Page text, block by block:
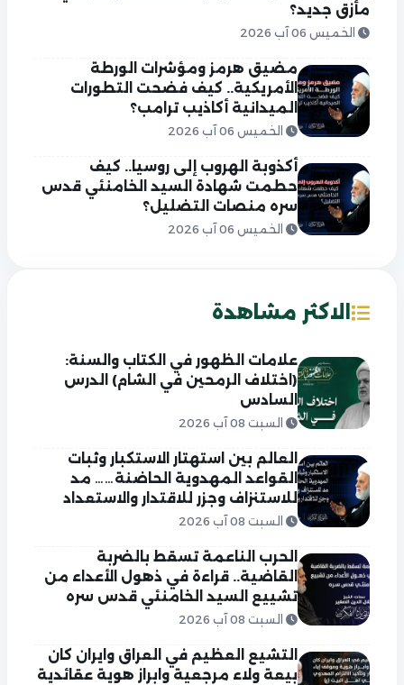
مأزق جديد؟
الخميس 06 آب 2026
مضيق هرمز ومؤشرات الورطة
الأمريكية.. كيف فضحت التطورات
الميدانية أكاذيب ترامب؟
الخميس 06 آب 2026
أكذوبة الهروب إلى روسيا.. كيف
حطمت شهادة السيد الخامنئي قدس
سره منصات التضليل؟
الخميس 06 آب 2026
الاكثر مشاهدة
علامات الظهور في الكتاب والسنة:
(اختلاف الرمحين في الشام) الدرس
السادس
السبت 08 آب 2026
العالم بين استهتار الاستكبار وثبات
القواعد المهدوية الحاضنة…… مد
للاستنزاف وجزر للاقتدار والاستعداد
السبت 08 آب 2026
الحرب الناعمة تسقط بالضربة
القاضية.. قراءة في ذهول الأعداء من
تشييع السيد الخامنئي قدس سره
السبت 08 آب 2026
التشيع العظيم في العراق وايران كان
بيعة ولاء مرجعية وابراز هوية عقائدية